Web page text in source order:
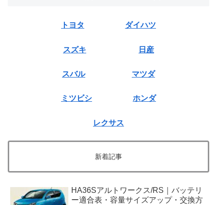
トヨタ ダイハツ
スズキ 日産
スバル マツダ
ミツビシ ホンダ
レクサス
新着記事
HA36Sアルトワークス/RS｜バッテリ
ー適合表・容量サイズアップ・交換方